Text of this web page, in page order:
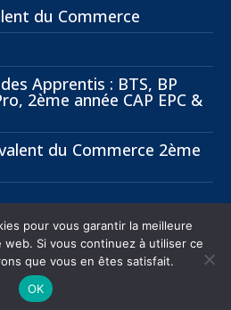
du Commerce
Apprentis : BTS, BP
2ème année CAP EPC &
du Commerce 2ème
Opérationnel
pour vous garantir la meilleure
Si vous continuez à utiliser ce
que vous en êtes satisfait.
OK